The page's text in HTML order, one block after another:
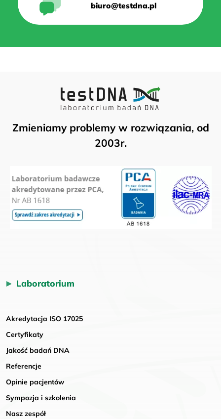
biuro@testdna.pl
Zmieniamy problemy w rozwiązania, od
2003r.
Laboratorium
Akredytacja ISO 17025
Certyfikaty
Jakość badań DNA
Referencje
Opinie pacjentów
Sympozja i szkolenia
Nasz zespół